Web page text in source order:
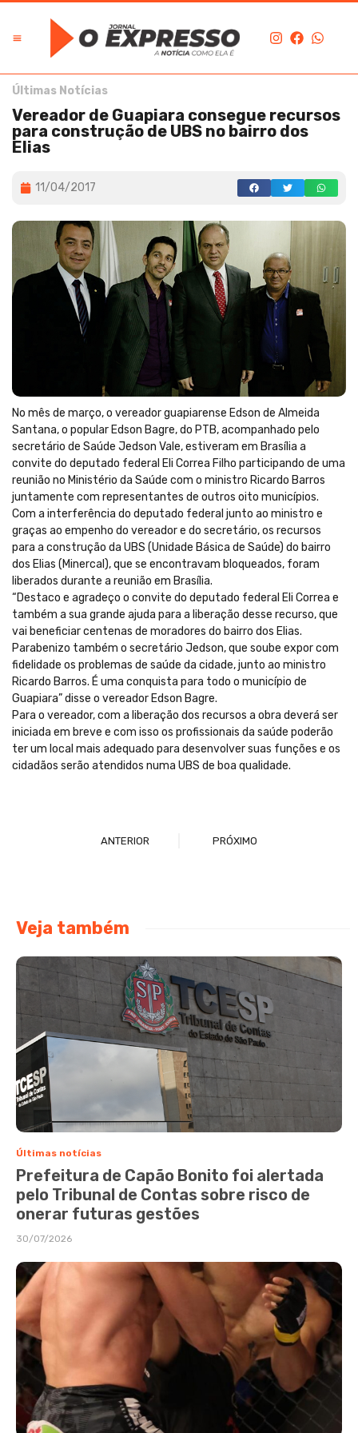
Últimas Notícias
Vereador de Guapiara consegue recursos
para construção de UBS no bairro dos
Elias
11/04/2017
No mês de março, o vereador guapiarense Edson de Almeida
Santana, o popular Edson Bagre, do PTB, acompanhado pelo
secretário de Saúde Jedson Vale, estiveram em Brasília a
convite do deputado federal Eli Correa Filho participando de uma
reunião no Ministério da Saúde com o ministro Ricardo Barros
juntamente com representantes de outros oito municípios.
Com a interferência do deputado federal junto ao ministro e
graças ao empenho do vereador e do secretário, os recursos
para a construção da UBS (Unidade Básica de Saúde) do bairro
dos Elias (Minercal), que se encontravam bloqueados, foram
liberados durante a reunião em Brasília.
“Destaco e agradeço o convite do deputado federal Eli Correa e
também a sua grande ajuda para a liberação desse recurso, que
vai beneficiar centenas de moradores do bairro dos Elias.
Parabenizo também o secretário Jedson, que soube expor com
fidelidade os problemas de saúde da cidade, junto ao ministro
Ricardo Barros. É uma conquista para todo o município de
Guapiara” disse o vereador Edson Bagre.
Para o vereador, com a liberação dos recursos a obra deverá ser
iniciada em breve e com isso os profissionais da saúde poderão
ter um local mais adequado para desenvolver suas funções e os
cidadãos serão atendidos numa UBS de boa qualidade.
ANTERIOR PRÓXIMO
Veja também
Últimas notícias
Prefeitura de Capão Bonito foi alertada
pelo Tribunal de Contas sobre risco de
onerar futuras gestões
30/07/2026